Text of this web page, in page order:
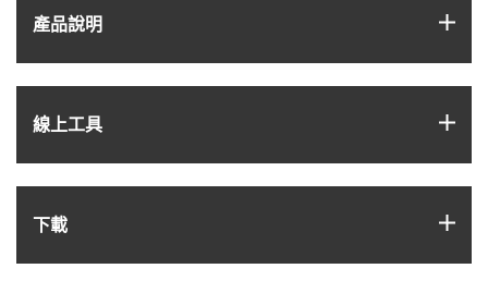
產品說明
線上工具
下載